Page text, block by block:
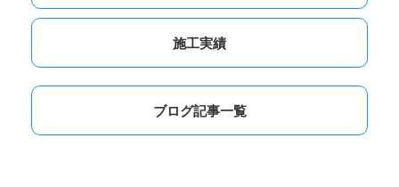
施工実績
ブログ記事一覧